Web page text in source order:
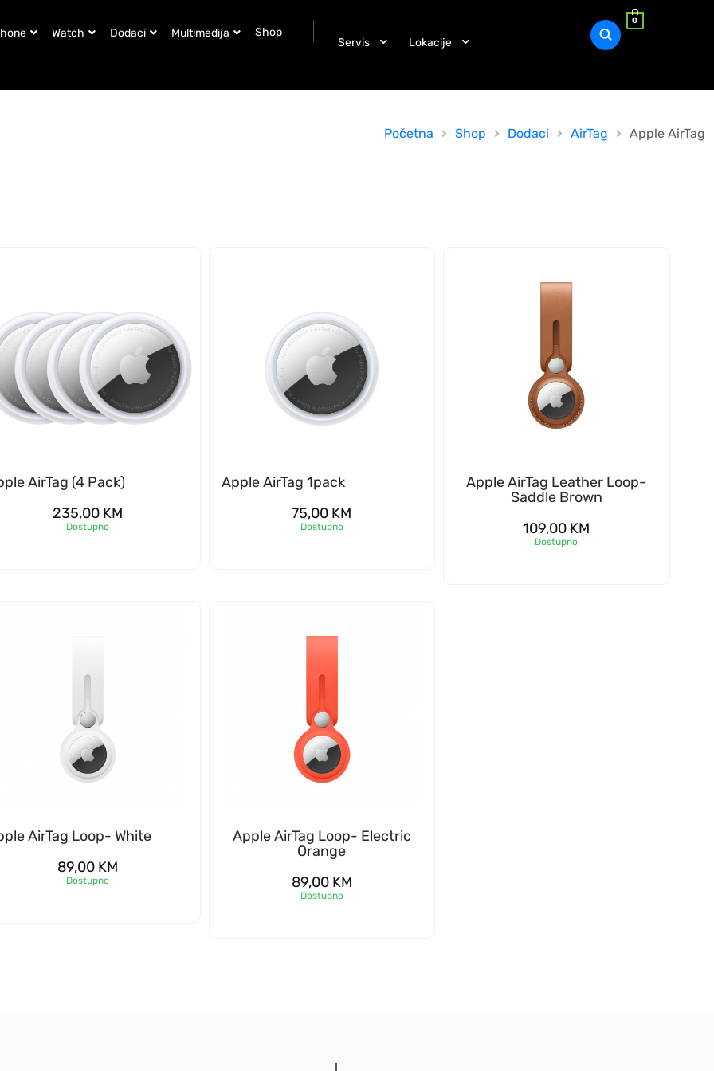
Watch Dodaci Multimedija Shop
Servis Lokacije
0
Početna Shop Dodaci AirTag Apple AirTag
AirTag (4 Pack)
235,00 KM
Dostupno
Apple AirTag 1pack
75,00 KM
Dostupno
Apple AirTag Leather Loop-
Saddle Brown
109,00 KM
Dostupno
AirTag Loop- White
89,00 KM
Dostupno
Apple AirTag Loop- Electric
Orange
89,00 KM
Dostupno